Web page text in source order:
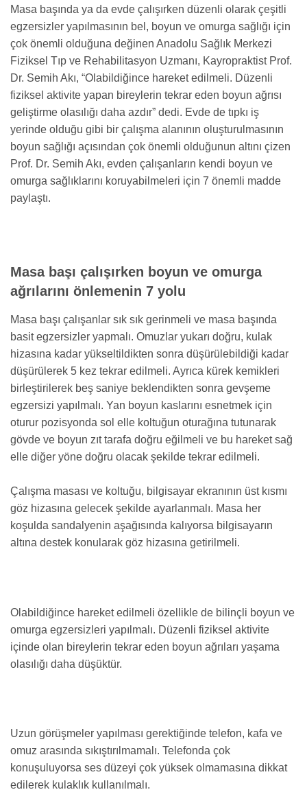
Masa başında ya da evde çalışırken düzenli olarak çeşitli
egzersizler yapılmasının bel, boyun ve omurga sağlığı için
çok önemli olduğuna değinen Anadolu Sağlık Merkezi
Fiziksel Tıp ve Rehabilitasyon Uzmanı, Kayropraktist Prof.
Dr. Semih Akı, “Olabildiğince hareket edilmeli. Düzenli
fiziksel aktivite yapan bireylerin tekrar eden boyun ağrısı
geliştirme olasılığı daha azdır” dedi. Evde de tıpkı iş
yerinde olduğu gibi bir çalışma alanının oluşturulmasının
boyun sağlığı açısından çok önemli olduğunun altını çizen
Prof. Dr. Semih Akı, evden çalışanların kendi boyun ve
omurga sağlıklarını koruyabilmeleri için 7 önemli madde
paylaştı.
Masa başı çalışırken boyun ve omurga
ağrılarını önlemenin 7 yolu
Masa başı çalışanlar sık sık gerinmeli ve masa başında
basit egzersizler yapmalı. Omuzlar yukarı doğru, kulak
hizasına kadar yükseltildikten sonra düşürülebildiği kadar
düşürülerek 5 kez tekrar edilmeli. Ayrıca kürek kemikleri
birleştirilerek beş saniye beklendikten sonra gevşeme
egzersizi yapılmalı. Yan boyun kaslarını esnetmek için
oturur pozisyonda sol elle koltuğun oturağına tutunarak
gövde ve boyun zıt tarafa doğru eğilmeli ve bu hareket sağ
elle diğer yöne doğru olacak şekilde tekrar edilmeli.
Çalışma masası ve koltuğu, bilgisayar ekranının üst kısmı
göz hizasına gelecek şekilde ayarlanmalı. Masa her
koşulda sandalyenin aşağısında kalıyorsa bilgisayarın
altına destek konularak göz hizasına getirilmeli.
Olabildiğince hareket edilmeli özellikle de bilinçli boyun ve
omurga egzersizleri yapılmalı. Düzenli fiziksel aktivite
içinde olan bireylerin tekrar eden boyun ağrıları yaşama
olasılığı daha düşüktür.
Uzun görüşmeler yapılması gerektiğinde telefon, kafa ve
omuz arasında sıkıştırılmamalı. Telefonda çok
konuşuluyorsa ses düzeyi çok yüksek olmamasına dikkat
edilerek kulaklık kullanılmalı.